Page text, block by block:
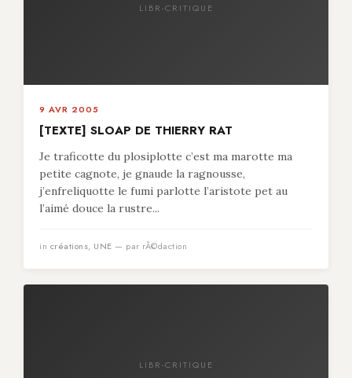
LIBR-CRITIQUE
9 AVR 2005
[TEXTE] SLOAP DE THIERRY RAT
Je traficotte du plosiplotte c’est ma marotte ma
petite cagnote, je gnaude la ragnousse,
j’enfreliquotte le fumi parlotte l’aristote pet au
l’aimé douce la rustre...
in créations, UNE — par rÃ©daction
LIBR-CRITIQUE